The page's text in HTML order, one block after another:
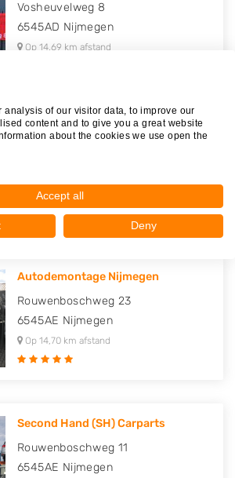
Vosheuvelweg 8
6545AD Nijmegen
Op 14,69 km afstand
Autosloperij Alex Van Alles Wat
Op 14,69 km afstand
Autodemontage Nijmegen
Rouwenboschweg 23
6545AE Nijmegen
Op 14,70 km afstand
Second Hand (SH) Carparts
Rouwenboschweg 11
6545AE Nijmegen
analysis of our visitor data, to improve our
content and to give you a great website
about the cookies we use open the
Accept all
Deny